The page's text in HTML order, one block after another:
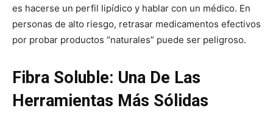
es hacerse un perfil lipídico y hablar con un médico. En
personas de alto riesgo, retrasar medicamentos efectivos
por probar productos “naturales” puede ser peligroso.
Fibra Soluble: Una De Las
Herramientas Más Sólidas